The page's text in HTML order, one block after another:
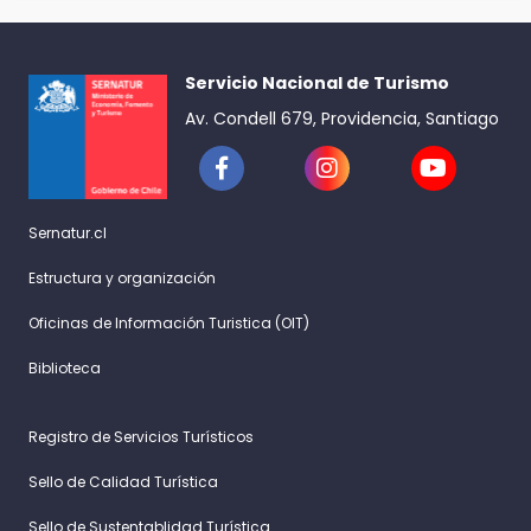
Servicio Nacional de Turismo
Av. Condell 679, Providencia, Santiago
Sernatur.cl
Estructura y organización
Oficinas de Información Turistica (OIT)
Biblioteca
Registro de Servicios Turísticos
Sello de Calidad Turística
Sello de Sustentablidad Turística